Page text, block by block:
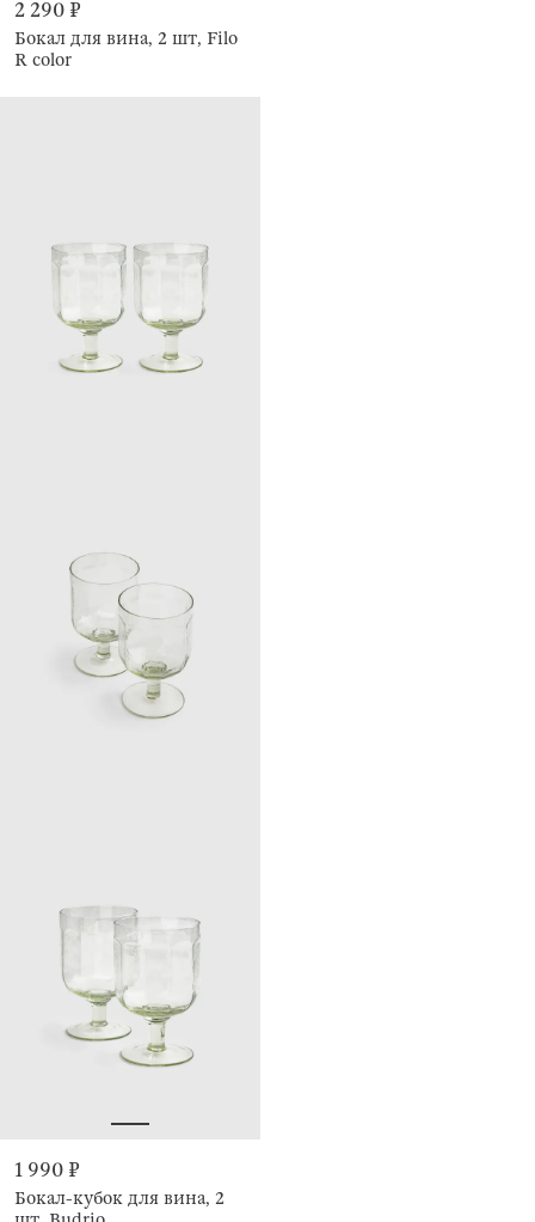
2 290 ₽
Бокал для вина, 2 шт, Filo
R color
1 990 ₽
Бокал-кубок для вина, 2